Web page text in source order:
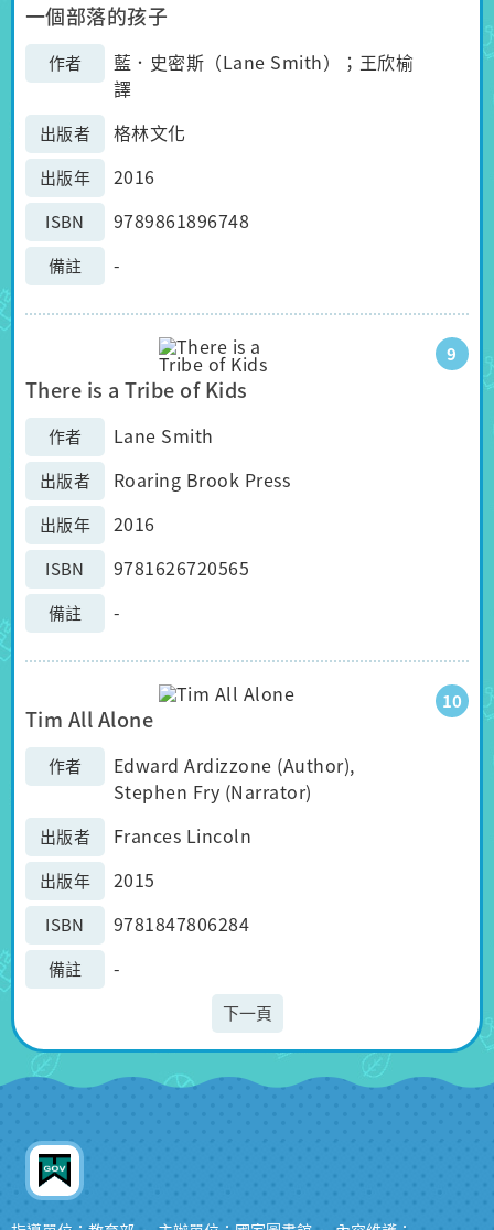
一個部落的孩子
作者
藍．史密斯（Lane Smith）；王欣榆
譯
出版者 格林文化
出版年 2016
ISBN 9789861896748
備註 -
9
There is a Tribe of Kids
作者 Lane Smith
出版者 Roaring Brook Press
出版年 2016
ISBN 9781626720565
備註 -
10
Tim All Alone
作者
Edward Ardizzone (Author),
Stephen Fry (Narrator)
出版者 Frances Lincoln
出版年 2015
ISBN 9781847806284
備註 -
下一頁